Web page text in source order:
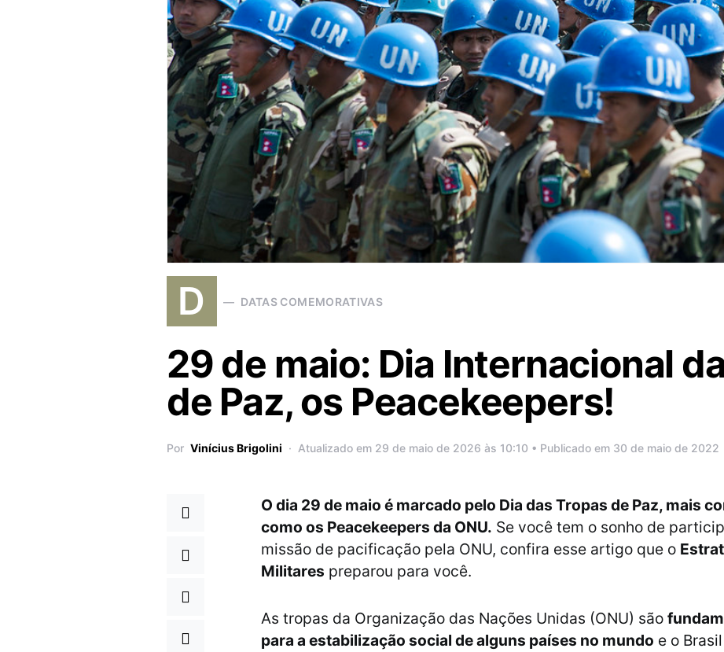
D DATAS COMEMORATIVAS
29 de maio: Dia Internacional
de Paz, os Peacekeepers!
Por Vinícius Brigolini Atualizado em 29 de maio de 2026 às 10:10 • Publicado em 30 de maio de 2022
O dia 29 de maio é marcado pelo Dia das Tropas de Paz, mais
como os Peacekeepers da ONU. Se você tem o sonho de
missão de pacificação pela ONU, confira esse artigo que o
Militares preparou para você.
As tropas da Organização das Nações Unidas (ONU) são
para a estabilização social de alguns países no mundo e o